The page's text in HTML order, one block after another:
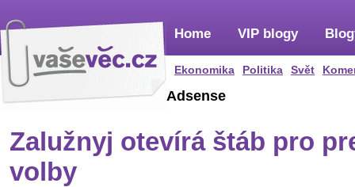
Home
Ekonomika Politika Svět
VIP blogy
Adsense
Zalužnyj otevírá štáb pro
volby